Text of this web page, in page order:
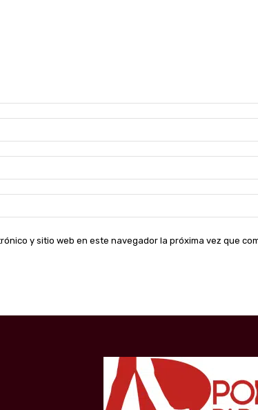
y sitio web en este navegador la próxima vez que